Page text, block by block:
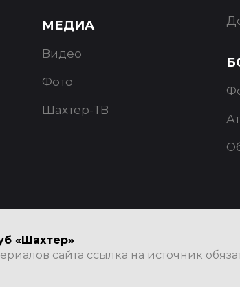
МЕДИА
Видео
Фото
Шахтёр-ТВ
«Шахтер»
сайта ссылка на источник